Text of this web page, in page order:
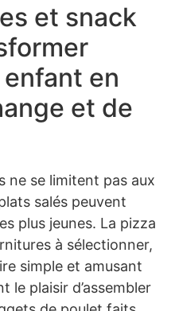
et snack
en
et de
ne se limitent pas aux
salés peuvent
plus jeunes. La pizza
à sélectionner,
simple et amusant
le plaisir d’assembler